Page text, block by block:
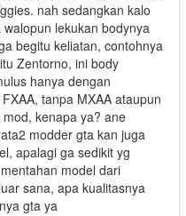
nah sedangkan kalo
lekukan bodynya
begitu keliatan, contohnya
Zentorno, ini body
hanya dengan
tanpa MXAA ataupun
kenapa ya? ane
modder gta kan juga
apalagi ga sedikit yg
model dari
sana, apa kualitasnya
gta ya